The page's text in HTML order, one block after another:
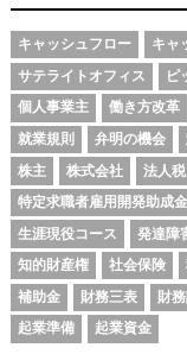
キャッシュフロー キャ
サテライトオフィス
ピ
個人事業主
働き方改革
就業規則
弁明の機会
株主
株式会社 法人税
特定求職者雇用開発助成金
生涯現役コース
発達障
知的財産権
社会保険
補助金
財務三表 財
起業準備
起業資金